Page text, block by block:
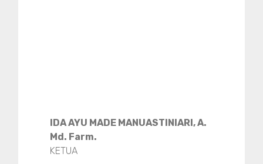
IDA AYU MADE MANUASTINIARI, A.
Md. Farm.
KETUA